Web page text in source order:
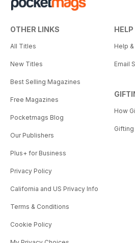
OTHER LINKS
All Titles
New Titles
Best Selling Magazines
Free Magazines
Pocketmags Blog
Our Publishers
Plus+ for Business
Privacy Policy
California and US Privacy Info
Terms & Conditions
Cookie Policy
HELP
Help &
Email
How